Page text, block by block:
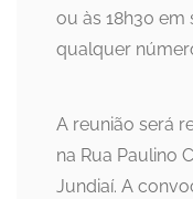
ou às 18h30
qualquer
A reunião será
na Rua Paulino
Jundiaí. A